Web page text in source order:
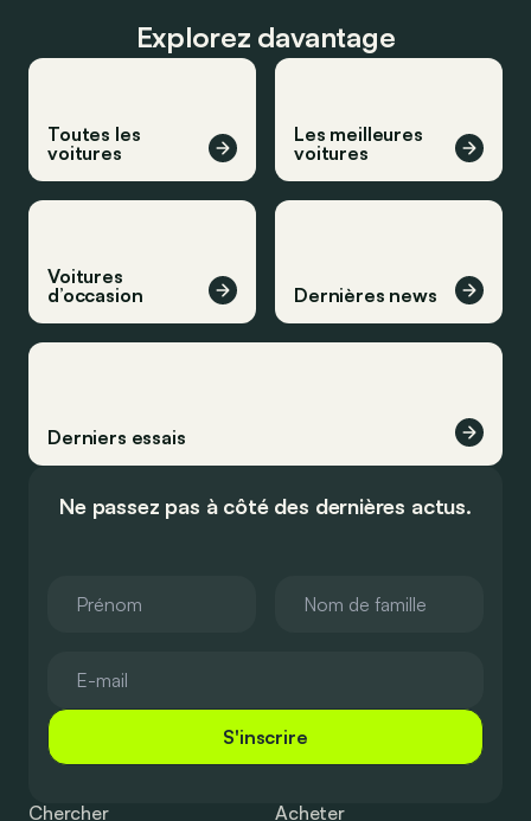
Explorez davantage
Toutes les
voitures
Les meilleures
voitures
Voitures
d’occasion
Dernières news
Derniers essais
Ne passez pas à côté des dernières actus.
S'inscrire
Chercher
Acheter